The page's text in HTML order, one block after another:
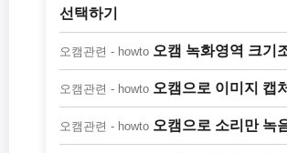
선택하기
오캠관련 - howto 오캠 녹화영역 크기
오캠관련 - howto 오캠으로 이미지 캡
오캠관련 - howto 오캠으로 소리만 녹